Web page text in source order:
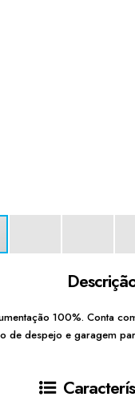
100%. Conta
de despejo e garagem